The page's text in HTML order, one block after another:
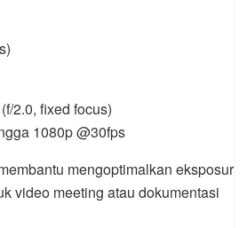
2.0, fixed focus)
1080p @30fps
mengoptimalkan eksposur
video meeting atau dokumentasi